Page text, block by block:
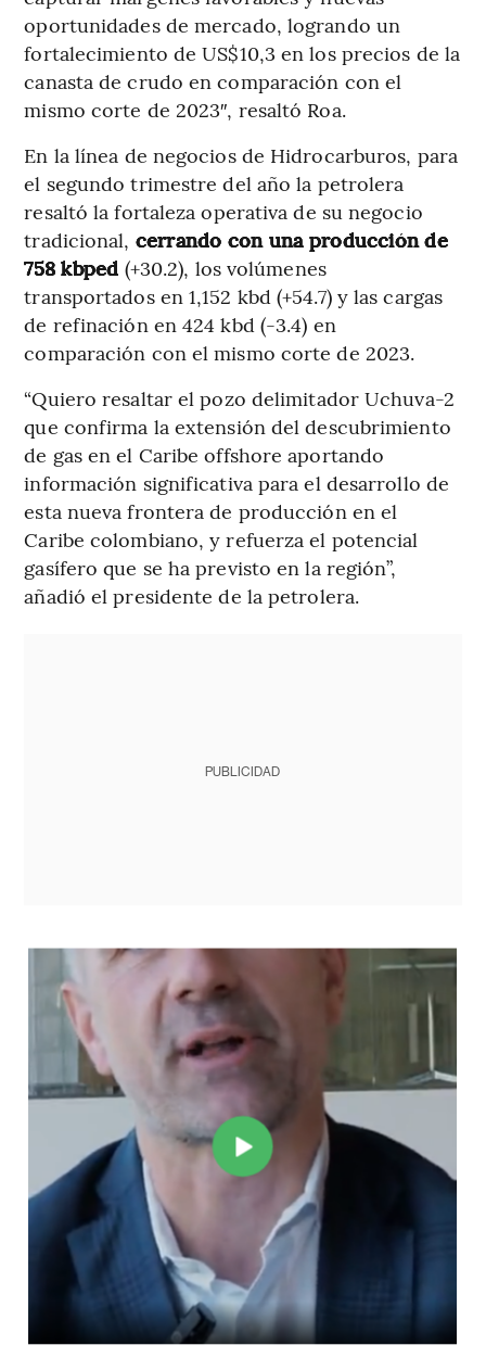
oportunidades de mercado, logrando un
fortalecimiento de US$10,3 en los precios de la
canasta de crudo en comparación con el
mismo corte de 2023″, resaltó Roa.
En la línea de negocios de Hidrocarburos, para
el segundo trimestre del año la petrolera
resaltó la fortaleza operativa de su negocio
tradicional, cerrando con una producción de
758 kbped (+30.2), los volúmenes
transportados en 1,152 kbd (+54.7) y las cargas
de refinación en 424 kbd (-3.4) en
comparación con el mismo corte de 2023.
“Quiero resaltar el pozo delimitador Uchuva-2
que confirma la extensión del descubrimiento
de gas en el Caribe offshore aportando
información significativa para el desarrollo de
esta nueva frontera de producción en el
Caribe colombiano, y refuerza el potencial
gasífero que se ha previsto en la región”,
añadió el presidente de la petrolera.
PUBLICIDAD